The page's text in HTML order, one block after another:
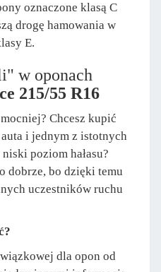
oznaczone klasą C
drogę hamowania w
E.
w oponach
215/55 R16
Chcesz kupić
i jednym z istotnych
poziom hałasu?
dobrze, bo dzięki temu
uczestników ruchu
dla opon od